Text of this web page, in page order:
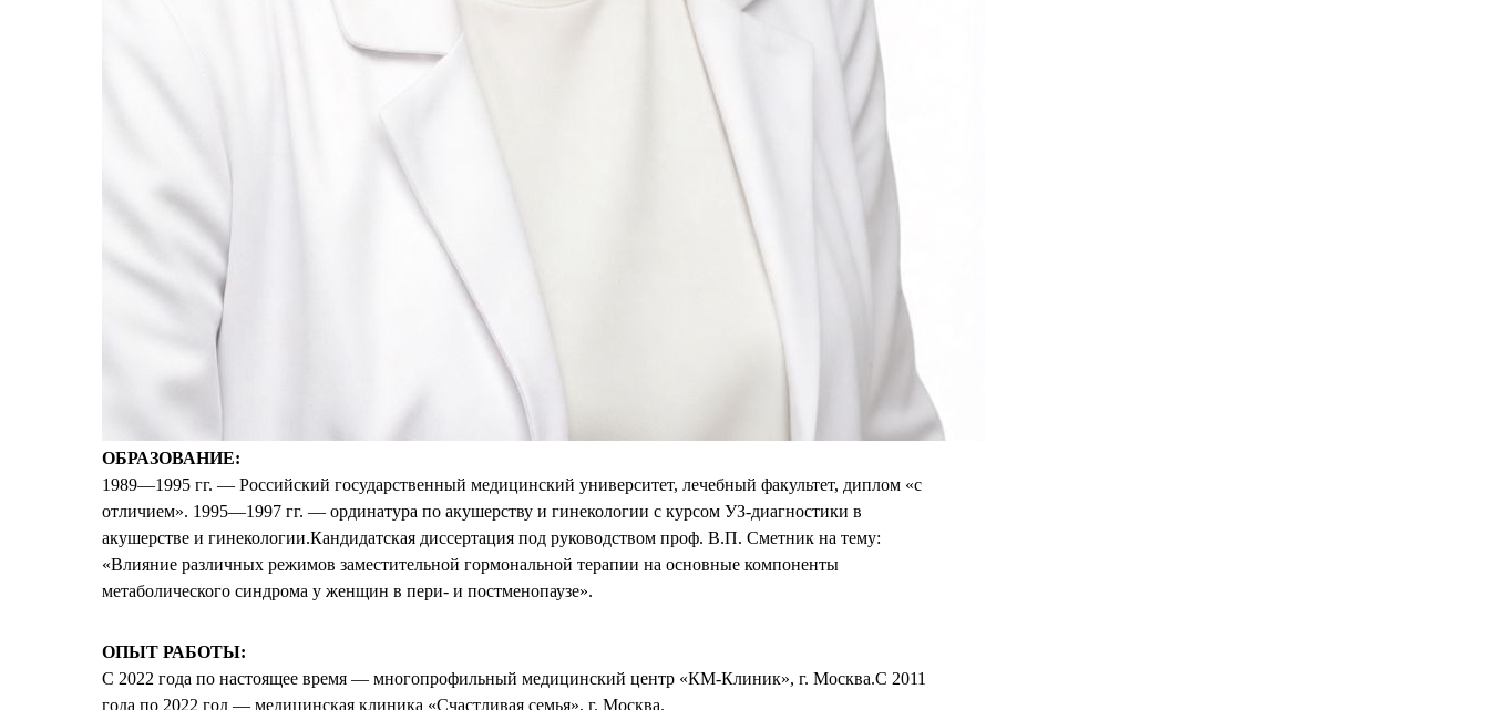
ОБРАЗОВАНИЕ:
1989—1995 гг. — Российский государственный медицинский университет, лечебный факультет, диплом «с
отличием». 1995—1997 гг. — ординатура по акушерству и гинекологии с курсом УЗ-диагностики в
акушерстве и гинекологии.Кандидатская диссертация под руководством проф. В.П. Сметник на тему:
«Влияние различных режимов заместительной гормональной терапии на основные компоненты
метаболического синдрома у женщин в пери- и постменопаузе».
ОПЫТ РАБОТЫ:
С 2022 года по настоящее время — многопрофильный медицинский центр «КМ-Клиник», г. Москва.С 2011
года по 2022 год — медицинская клиника «Счастливая семья», г. Москва.